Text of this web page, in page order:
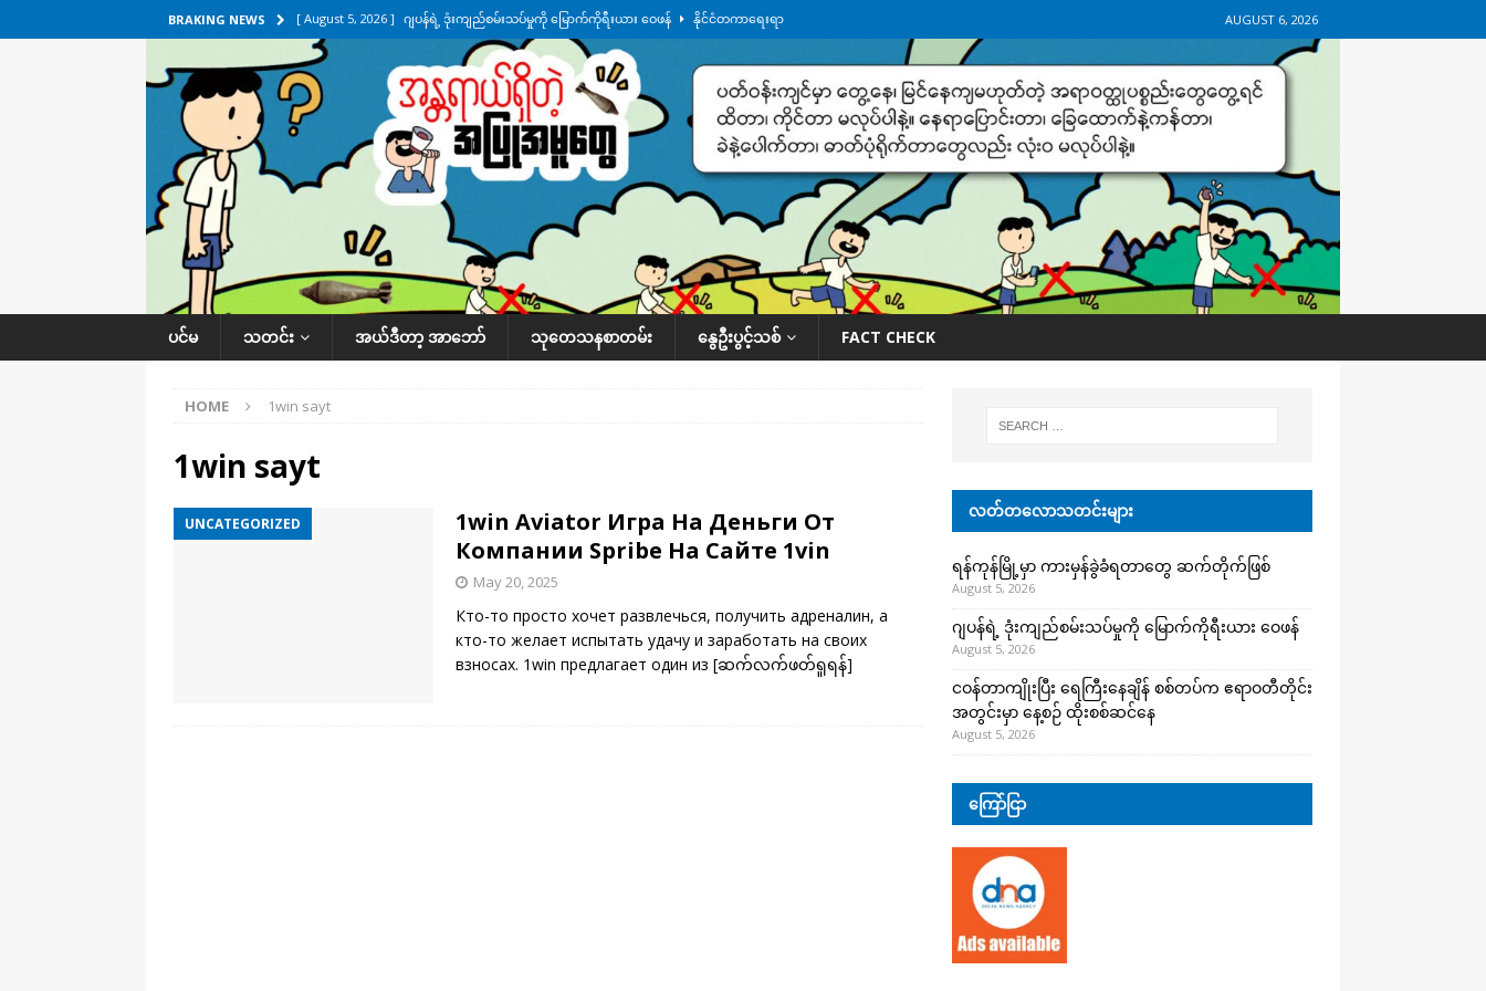
BRAKING NEWS [ August 5, 2026 ] ဂျပန်ရဲ့ ဒုံးကျည်စမ်းသပ်မှုကို မြောက်ကိုရီးယား ဝေဖန် နိုင်ငံတကာရေးရာ
[ August 5, 2026 ] ငဝန်တာကျိုးပြီး ရေကြီးနေချိန် စစ်တပ်က ဧရာဝတီတိုင်းအတွင်းမှာ နေ့စဉ် ထိုးစစ်ဆင်နေ
အလိုက် သတင်းကဏ္ဍ
[ August 4, 2026 ] ရန်ကုန်-မန္တလေးအမြန်လမ်းမှာ ကားတစီး မီးလောင် ဒေသအလိုက် သတင်းကဏ္ဍ
[ August 4, 2026 ] ပုသိမ်-ကြံခင်း ရထားလမ်းရေကျော်နေလို့ ရထားပြေးဆွဲတာ ရပ်နားထားပြီ ဒေသအလိုက် သတင်း
[ August 5, 2026 ] ရန်ကုန်မြို့မှာ ကားမှန်ခွဲခံရတာတွေ ဆက်တိုက်ဖြစ် ဒေသအလိုက် သတင်းကဏ္ဍ
AUGUST 6, 2026
ပင်မ သတင်း အယ်ဒီတာ့ အာဘော် သုတေသနစာတမ်း နွေဦးပွင့်သစ် FACT CHECK
HOME 1win sayt
1win sayt
UNCATEGORIZED
1win Aviator Игра На Деньги От
Компании Spribe На Сайте 1vin
May 20, 2025
Кто-то просто хочет развлечься, получить адреналин, а
кто-то желает испытать удачу и заработать на своих
взносах. 1win предлагает один из [ဆက်လက်ဖတ်ရှုရန်]
လတ်တလောသတင်းများ
ရန်ကုန်မြို့မှာ ကားမှန်ခွဲခံရတာတွေ ဆက်တိုက်ဖြစ်
August 5, 2026
ဂျပန်ရဲ့ ဒုံးကျည်စမ်းသပ်မှုကို မြောက်ကိုရီးယား ဝေဖန်
August 5, 2026
ငဝန်တာကျိုးပြီး ရေကြီးနေချိန် စစ်တပ်က ဧရာဝတီတိုင်း
အတွင်းမှာ နေ့စဉ် ထိုးစစ်ဆင်နေ
August 5, 2026
ကြော်ငြာ